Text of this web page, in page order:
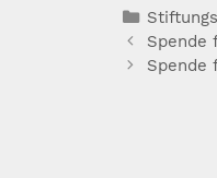
Spende
Spende